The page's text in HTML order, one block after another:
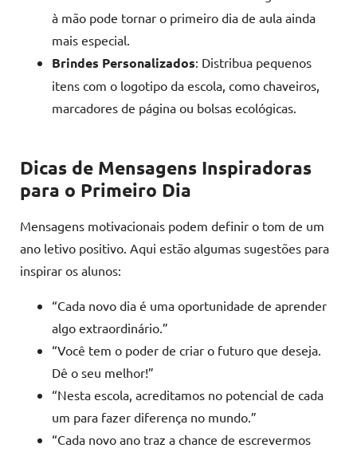
à mão pode tornar o primeiro dia de aula ainda
mais especial.
Brindes Personalizados: Distribua pequenos
itens com o logotipo da escola, como chaveiros,
marcadores de página ou bolsas ecológicas.
Dicas de Mensagens Inspiradoras
para o Primeiro Dia
Mensagens motivacionais podem definir o tom de um
ano letivo positivo. Aqui estão algumas sugestões para
inspirar os alunos:
“Cada novo dia é uma oportunidade de aprender
algo extraordinário.”
“Você tem o poder de criar o futuro que deseja.
Dê o seu melhor!”
“Nesta escola, acreditamos no potencial de cada
um para fazer diferença no mundo.”
“Cada novo ano traz a chance de escrevermos